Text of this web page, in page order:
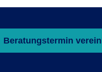
Beratungstermin